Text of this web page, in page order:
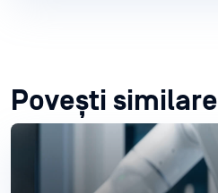
Povești similare